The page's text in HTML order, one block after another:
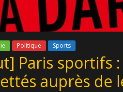
Politique Sports
Paris sportifs
auprès de